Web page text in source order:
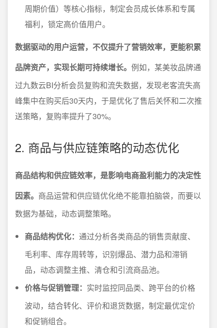
周期价值）等核心指标，制定会员成长体系和专属
福利，锁定高价值用户。
数据驱动的用户运营，不仅提升了营销效率，更能积累
品牌资产，实现长期可持续增长。 例如，某美妆品牌通
过九数云BI分析会员复购和流失数据，发现老客流失高
峰集中在购买后30天内，于是优化了售后关怀和二次推
送策略，复购率提升了30%。
2. 商品与供应链策略的动态优化
商品结构和供应链效率，是影响电商盈利能力的决定性
因素。 商品运营和供应链优化绝不能靠拍脑袋，而要以
数据为基础，动态调整策略。
商品结构优化： 通过分析各类商品的销售贡献度、
毛利率、库存周转等，识别爆品、潜力品和滞销
品，动态调整主推、清仓和引流商品池。
价格与促销管理： 实时监控同品类、跨平台的价格
波动，结合转化、评价和退货数据，制定最优定价
和促销组合。